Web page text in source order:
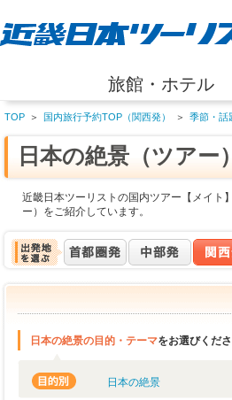
旅館・ホテル
TOP ＞ 国内旅行予約TOP（関西発） ＞ 季節・話
日本の絶景（ツアー
近畿日本ツーリストの国内ツアー【メイト
ー）をご紹介しています。
日本の絶景の目的・テーマをお選びくだ
日本の絶景